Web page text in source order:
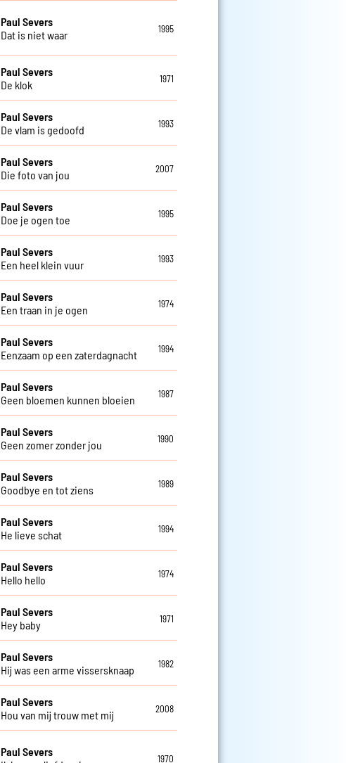
Paul Severs
Dat is niet waar
1995
Paul Severs
De klok
1971
Paul Severs
De vlam is gedoofd
1993
Paul Severs
Die foto van jou
2007
Paul Severs
Doe je ogen toe
1995
Paul Severs
Een heel klein vuur
1993
Paul Severs
Een traan in je ogen
1974
Paul Severs
Eenzaam op een zaterdagnacht
1994
Paul Severs
Geen bloemen kunnen bloeien
1987
Paul Severs
Geen zomer zonder jou
1990
Paul Severs
Goodbye en tot ziens
1989
Paul Severs
He lieve schat
1994
Paul Severs
Hello hello
1974
Paul Severs
Hey baby
1971
Paul Severs
Hij was een arme vissersknaap
1982
Paul Severs
Hou van mij trouw met mij
2008
Paul Severs
1970